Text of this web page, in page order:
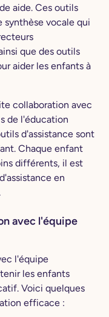
aide. Ces outils
synthèse vocale qui
que des outils
aider les enfants à
collaboration avec
de l'éducation
d'assistance sont
Chaque enfant
différents, il est
en
avec l'équipe
l'équipe
les enfants
Voici quelques
efficace :